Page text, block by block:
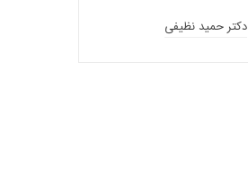
دکتر حمید نظیفی